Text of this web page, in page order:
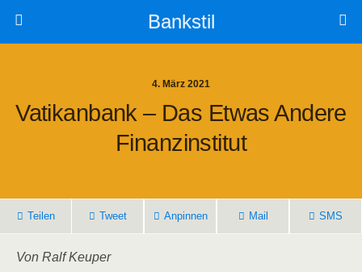
Bankstil
4. März 2021
Vatik­an­bank – Das Etwas Ande­re
Finanzinstitut
Tei­len Tweet Anpin­nen Mail SMS
Von Ralf Keuper